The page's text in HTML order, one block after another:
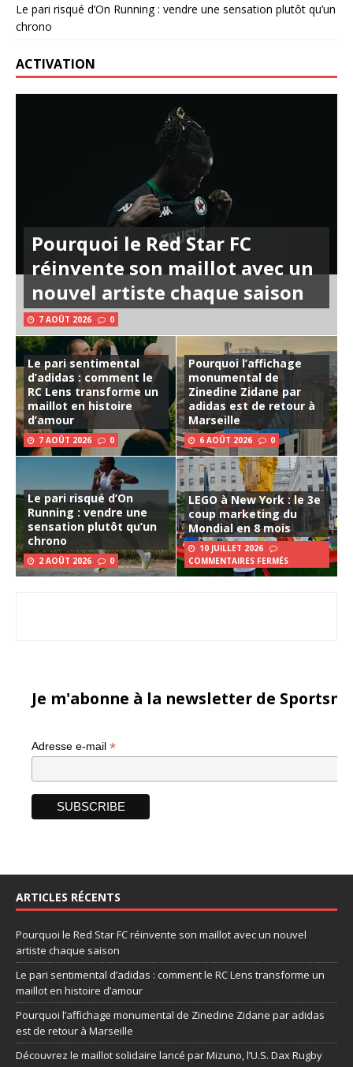
Le pari risqué d’On Running : vendre une sensation plutôt qu’un
chrono
ACTIVATION
Pourquoi le Red Star FC
réinvente son maillot avec un
nouvel artiste chaque saison
7 AOÛT 2026 0
Le pari sentimental
d’adidas : comment le
RC Lens transforme un
maillot en histoire
d’amour
7 AOÛT 2026 0
Pourquoi l’affichage
monumental de
Zinedine Zidane par
adidas est de retour à
Marseille
6 AOÛT 2026 0
Le pari risqué d’On
Running : vendre une
sensation plutôt qu’un
chrono
2 AOÛT 2026 0
LEGO à New York : le 3e
coup marketing du
Mondial en 8 mois
10 JUILLET 2026
COMMENTAIRES FERMÉS
Je m'abonne à la newsletter de
Adresse e-mail *
ARTICLES RÉCENTS
Pourquoi le Red Star FC réinvente son maillot avec un nouvel
artiste chaque saison
Le pari sentimental d’adidas : comment le RC Lens transforme un
maillot en histoire d’amour
Pourquoi l’affichage monumental de Zinedine Zidane par adidas
est de retour à Marseille
Découvrez le maillot solidaire lancé par Mizuno, l’U.S. Dax Rugby